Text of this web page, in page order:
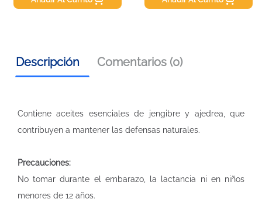
Descripción Comentarios (0)
Contiene aceites esenciales de jengibre y ajedrea, que
contribuyen a mantener las defensas naturales.
Precauciones:
No tomar durante el embarazo, la lactancia ni en niños
menores de 12 años.